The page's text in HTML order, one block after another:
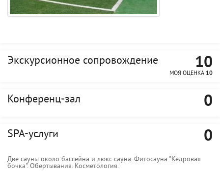
Экскурсионное сопровождение 10
МОЯ ОЦЕНКА 10
Конференц-зал 0
SPA-услуги 0
Две сауны около бассейна и люкс сауна. Фитосауна "Кедровая
бочка". Обертывания. Косметология.